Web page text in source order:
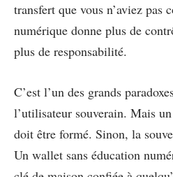
transfert que vous n’aviez pas
numérique donne plus de
plus de responsabilité.
C’est l’un des grands
l’utilisateur souverain. Mais
doit être formé. Sinon, la
Un wallet sans éducation